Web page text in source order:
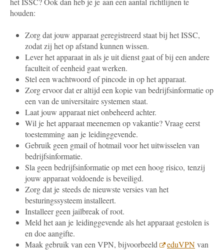
houden:
Zorg dat jouw apparaat geregistreerd staat bij het ISSC,
zodat zij het op afstand kunnen wissen.
Lever het apparaat in als je uit dienst gaat of bij een andere
faculteit of eenheid gaat werken.
Stel een wachtwoord of pincode in op het apparaat.
Zorg ervoor dat er altijd een kopie van bedrijfsinformatie op
een van de universitaire systemen staat.
Laat jouw apparaat niet onbeheerd achter.
Wil je het apparaat meenemen op vakantie? Vraag eerst
toestemming aan je leidinggevende.
Gebruik geen gmail of hotmail voor het uitwisselen van
bedrijfsinformatie.
Sla geen bedrijfsinformatie op met een hoog risico, tenzij
jouw apparaat voldoende is beveiligd.
Zorg dat je steeds de nieuwste versies van het
besturingssysteem installeert.
Installeer geen jailbreak of root.
Meld het aan je leidinggevende als het apparaat gestolen is
en doe aangifte.
Maak gebruik van een VPN, bijvoorbeeld
eduVPNvan